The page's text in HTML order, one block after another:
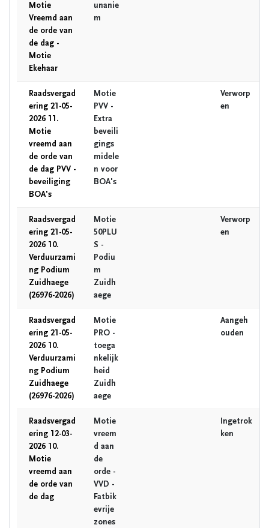
Motie
Vreemd aan
de orde van
de dag -
Motie
Ekehaar
unanie
m
Raadsvergad
ering 21-05-
2026 11.
Motie
vreemd aan
de orde van
de dag PVV -
beveiliging
BOA's
Motie
PVV -
Extra
beveili
gings
midele
n voor
BOA's
Verworp
en
Raadsvergad
ering 21-05-
2026 10.
Verduurzami
ng Podium
Zuidhaege
(26976-2026)
Motie
50PLU
S -
Podiu
m
Zuidh
aege
Verworp
en
Raadsvergad
ering 21-05-
2026 10.
Verduurzami
ng Podium
Zuidhaege
(26976-2026)
Motie
PRO -
toega
nkelijk
heid
Zuidh
aege
Aangeh
ouden
Raadsvergad
ering 12-03-
2026 10.
Motie
vreemd aan
de orde van
de dag
Motie
vreem
d aan
de
orde -
VVD -
Fatbik
evrije
zones
Ingetrok
ken